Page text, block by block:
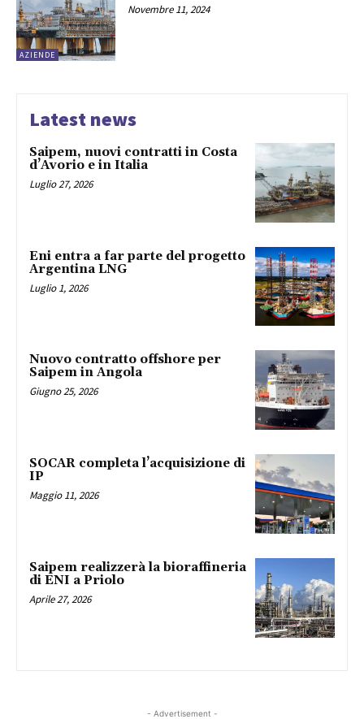
AZIENDE
Novembre 11, 2024
Latest news
Saipem, nuovi contratti in Costa
d’Avorio e in Italia
Luglio 27, 2026
Eni entra a far parte del progetto
Argentina LNG
Luglio 1, 2026
Nuovo contratto offshore per
Saipem in Angola
Giugno 25, 2026
SOCAR completa l’acquisizione di
IP
Maggio 11, 2026
Saipem realizzerà la bioraffineria
di ENI a Priolo
Aprile 27, 2026
- Advertisement -